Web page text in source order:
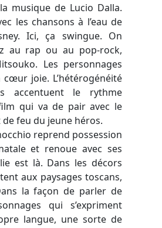
musique de Lucio Dalla.
les chansons à l’eau de
Ici, ça swingue. On
au rap ou au pop-rock,
Les personnages
cœur joie. L’hétérogénéité
accentuent le rythme
qui va de pair avec le
feu du jeune héros.
reprend possession
et renoue avec ses
est là. Dans les décors
aux paysages toscans,
la façon de parler de
qui s’expriment
langue, une sorte de